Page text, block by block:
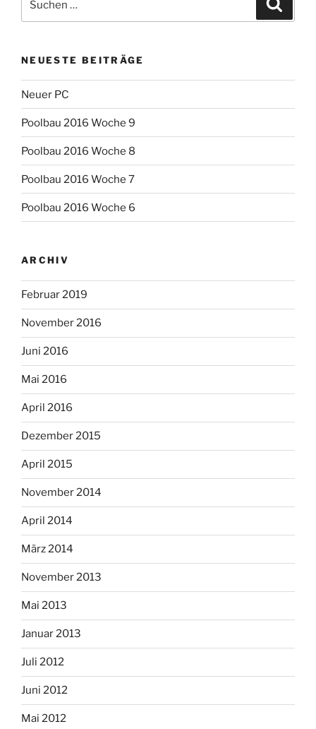
nach:
NEUESTE BEITRÄGE
Neuer PC
Poolbau 2016 Woche 9
Poolbau 2016 Woche 8
Poolbau 2016 Woche 7
Poolbau 2016 Woche 6
ARCHIV
Februar 2019
November 2016
Juni 2016
Mai 2016
April 2016
Dezember 2015
April 2015
November 2014
April 2014
März 2014
November 2013
Mai 2013
Januar 2013
Juli 2012
Juni 2012
Mai 2012